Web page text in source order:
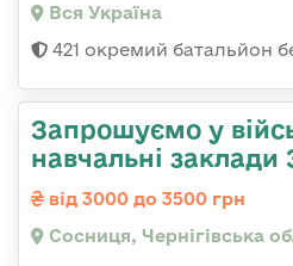
Вся Україна
421 окремий батальйон
Запрошуємо у
навчальні заклади
від 3000 до 3500 грн
Сосниця, Чернігівська